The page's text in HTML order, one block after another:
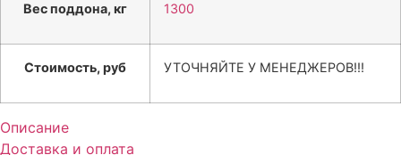
Вес поддона, кг 1300
Стоимость, руб УТОЧНЯЙТЕ У МЕНЕДЖЕРОВ!!!
Описание
Доставка и оплата